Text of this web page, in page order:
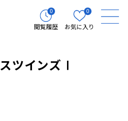
0
閲覧履歴
0
お気に入り
ツインズⅠ